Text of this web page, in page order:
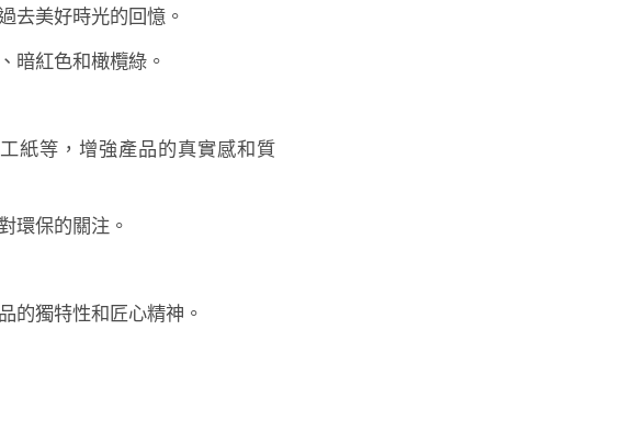
去美好時光的回憶。
暗紅色和橄欖綠。
紙等，增強產品的真實感和質
環保的關注。
的獨特性和匠心精神。